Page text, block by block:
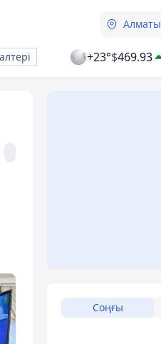
Алматы
+23°$469.93
Соңғы